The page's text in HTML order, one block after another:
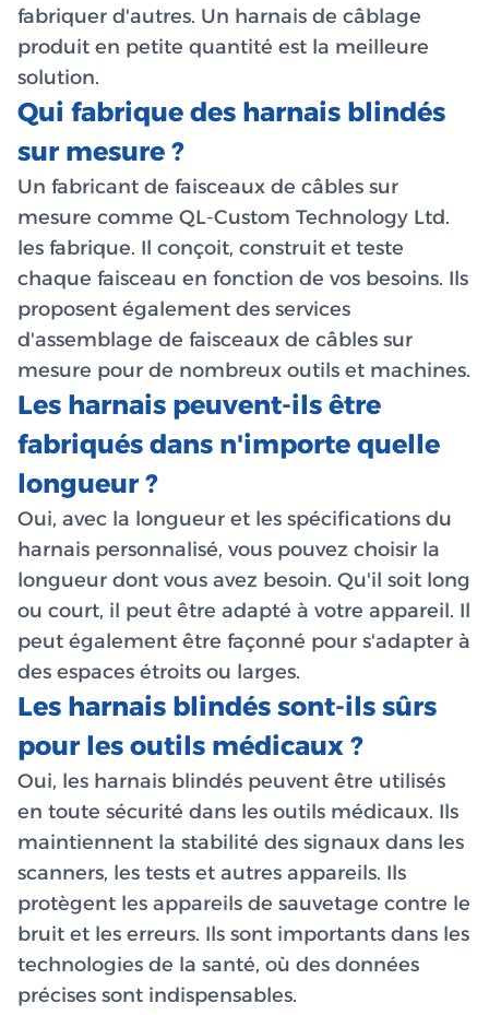
fabriquer d'autres. Un harnais de câblage
produit en petite quantité est la meilleure
solution.
Qui fabrique des harnais blindés
sur mesure ?
Un fabricant de faisceaux de câbles sur
mesure comme QL-Custom Technology Ltd.
les fabrique. Il conçoit, construit et teste
chaque faisceau en fonction de vos besoins. Ils
proposent également des services
d'assemblage de faisceaux de câbles sur
mesure pour de nombreux outils et machines.
Les harnais peuvent-ils être
fabriqués dans n'importe quelle
longueur ?
Oui, avec la longueur et les spécifications du
harnais personnalisé, vous pouvez choisir la
longueur dont vous avez besoin. Qu'il soit long
ou court, il peut être adapté à votre appareil. Il
peut également être façonné pour s'adapter à
des espaces étroits ou larges.
Les harnais blindés sont-ils sûrs
pour les outils médicaux ?
Oui, les harnais blindés peuvent être utilisés
en toute sécurité dans les outils médicaux. Ils
maintiennent la stabilité des signaux dans les
scanners, les tests et autres appareils. Ils
protègent les appareils de sauvetage contre le
bruit et les erreurs. Ils sont importants dans les
technologies de la santé, où des données
précises sont indispensables.